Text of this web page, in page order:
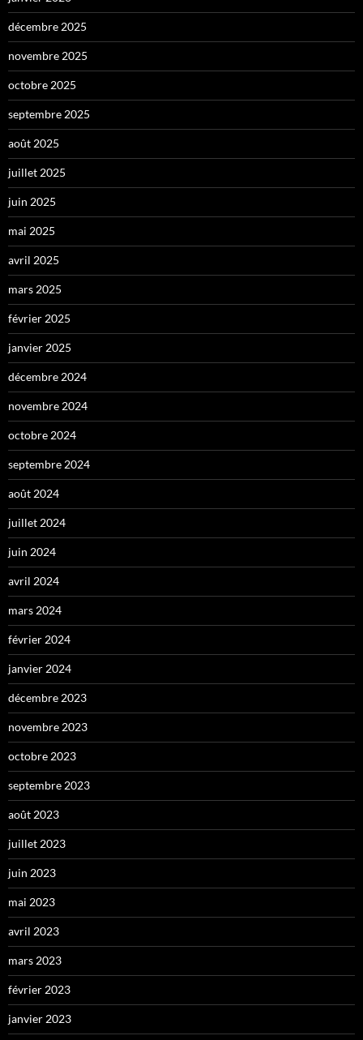
décembre 2025
novembre 2025
octobre 2025
septembre 2025
août 2025
juillet 2025
juin 2025
mai 2025
avril 2025
mars 2025
février 2025
janvier 2025
décembre 2024
novembre 2024
octobre 2024
septembre 2024
août 2024
juillet 2024
juin 2024
avril 2024
mars 2024
février 2024
janvier 2024
décembre 2023
novembre 2023
octobre 2023
septembre 2023
août 2023
juillet 2023
juin 2023
mai 2023
avril 2023
mars 2023
février 2023
janvier 2023